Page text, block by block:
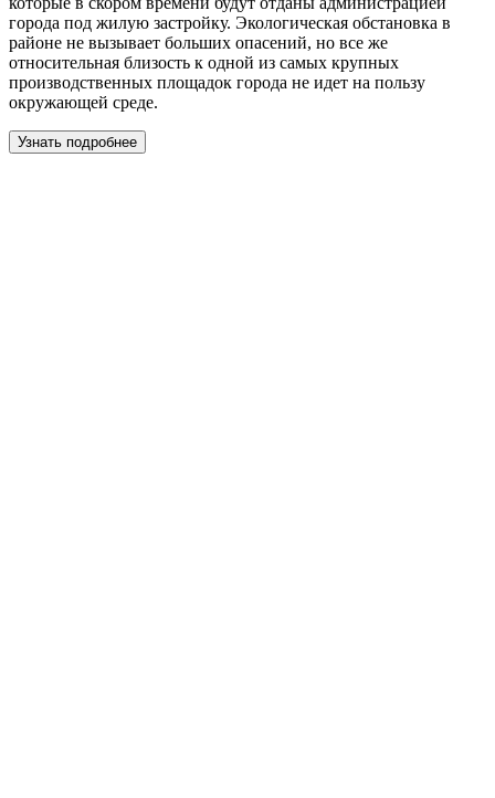
города под жилую застройку. Экологическая обстановка в
районе не вызывает больших опасений, но все же
относительная близость к одной из самых крупных
производственных площадок города не идет на пользу
окружающей среде.
Узнать подробнее